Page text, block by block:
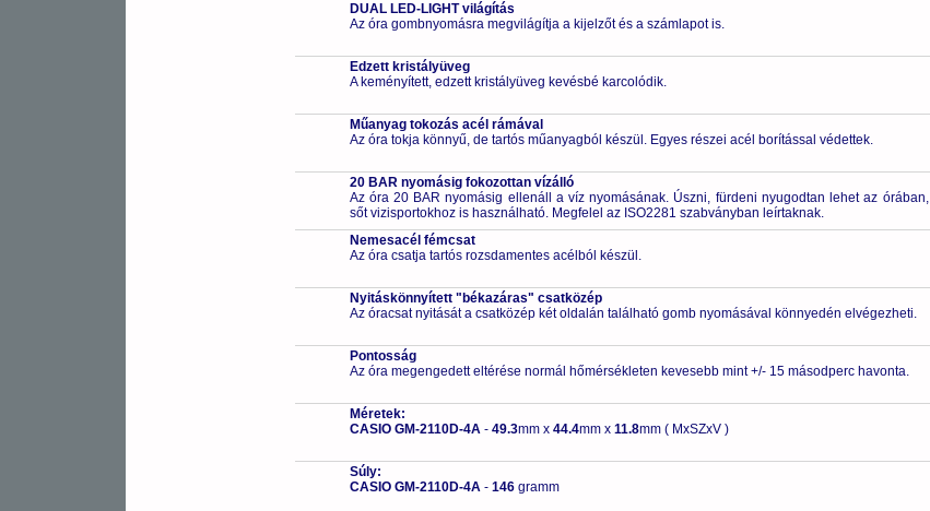
DUAL LED-LIGHT világítás
Az óra gombnyomásra megvilágítja a kijelzőt és a számlapot is.
Edzett kristályüveg
A keményített, edzett kristályüveg kevésbé karcolódik.
Műanyag tokozás acél rámával
Az óra tokja könnyű, de tartós műanyagból készül. Egyes részei acél borítással védettek.
20 BAR nyomásig fokozottan vízálló
Az óra 20 BAR nyomásig ellenáll a víz nyomásának. Úszni, fürdeni nyugodtan lehet az órában,
sőt vizisportokhoz is használható. Megfelel az ISO2281 szabványban leírtaknak.
Nemesacél fémcsat
Az óra csatja tartós rozsdamentes acélból készül.
Nyitáskönnyített "békazáras" csatközép
Az óracsat nyitását a csatközép két oldalán található gomb nyomásával könnyedén elvégezheti.
Pontosság
Az óra megengedett eltérése normál hőmérsékleten kevesebb mint +/- 15 másodperc havonta.
Méretek:
CASIO GM-2110D-4A- 49.3mm x 44.4mm x 11.8mm ( MxSZxV )
Súly:
CASIO GM-2110D-4A- 146 gramm